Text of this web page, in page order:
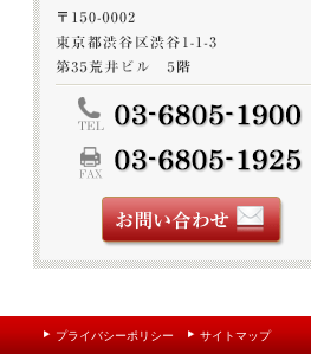
プライバシーポリシー サイトマップ